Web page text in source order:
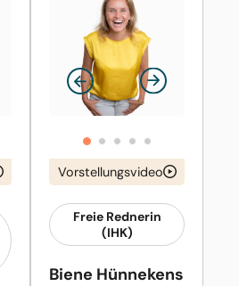
Vorstellungsvideo
Freie Rednerin
(IHK)
Biene Hünnekens